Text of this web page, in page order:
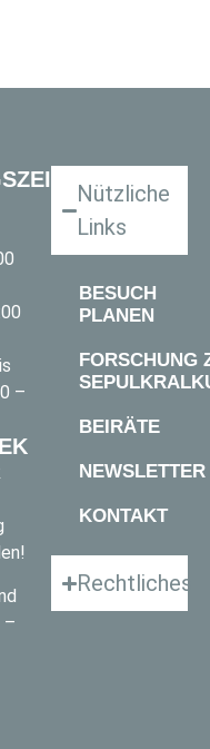
–
–
Nützliche
Links
BESUCH
PLANEN
FORSCHUNG
BEIRÄTE
NEWSLETTER
KONTAKT
Rechtliches